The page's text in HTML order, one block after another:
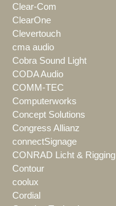
Clear-Com
ClearOne
Clevertouch
cma audio
Cobra Sound Light
CODA Audio
COMM-TEC
Computerworks
Concept Solutions
Congress Allianz
connectSignage
CONRAD Licht & Rigging
Contour
coolux
Cordial